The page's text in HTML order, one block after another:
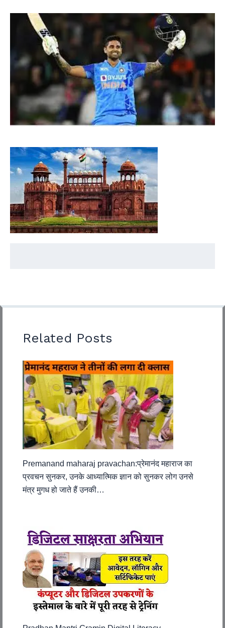
Related Posts
Premanand maharaj pravachan:प्रेमानंद महाराज का
प्रवचन सुनकर, उनके आध्यात्मिक ज्ञान को सुनकर लोग उनसे
मंत्र मुगध हो जाते हैं उनकी…